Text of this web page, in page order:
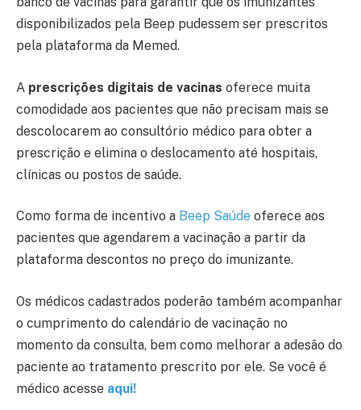
disponibilizados pela Beep pudessem ser prescritos
pela plataforma da Memed.
A prescrições digitais de vacinas oferece muita
comodidade aos pacientes que não precisam mais se
descolocarem ao consultório médico para obter a
prescrição e elimina o deslocamento até hospitais,
clínicas ou postos de saúde.
Como forma de incentivo a Beep Saúde oferece aos
pacientes que agendarem a vacinação a partir da
plataforma descontos no preço do imunizante.
Os médicos cadastrados poderão também acompanhar
o cumprimento do calendário de vacinação no
momento da consulta, bem como melhorar a adesão do
paciente ao tratamento prescrito por ele. Se você é
médico acesse aqui!